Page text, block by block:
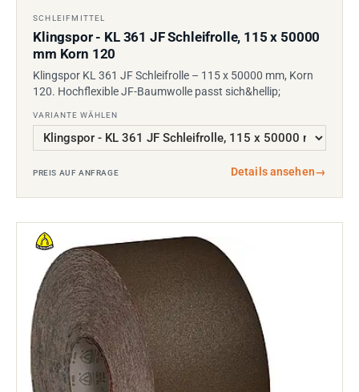
SCHLEIFMITTEL
Klingspor - KL 361 JF Schleifrolle, 115 x 50000
mm Korn 120
Klingspor KL 361 JF Schleifrolle – 115 x 50000 mm, Korn
120. Hochflexible JF-Baumwolle passt sich&hellip;
VARIANTE WÄHLEN
PREIS AUF ANFRAGE Details ansehen→